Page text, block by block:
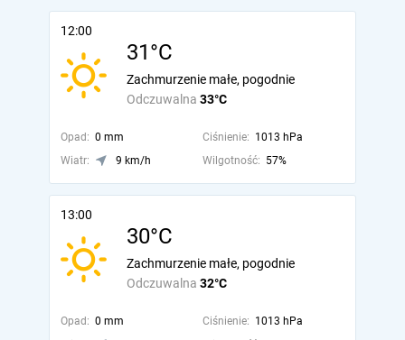
12:00
31°C
Odczuwalna 33°C
Zachmurzenie małe, pogodnie
Opad: 0 mm Ciśnienie: 1013 hPa
Wiatr:
9 km/h Wilgotność: 57%
13:00
30°C
Odczuwalna 32°C
Zachmurzenie małe, pogodnie
Opad: 0 mm Ciśnienie: 1013 hPa